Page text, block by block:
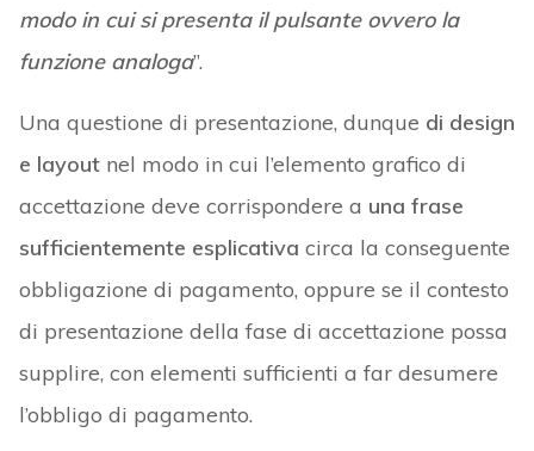
modo in cui si presenta il pulsante ovvero la
funzione analoga”.
Una questione di presentazione, dunque di design
e layoutnel modo in cui l’elemento grafico di
accettazione deve corrispondere a una frase
sufficientemente esplicativa circa la conseguente
obbligazione di pagamento, oppure se il contesto
di presentazione della fase di accettazione possa
supplire, con elementi sufficienti a far desumere
l’obbligo di pagamento.